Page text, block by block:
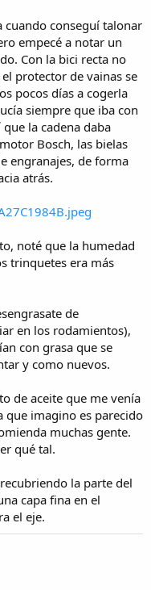
cuando conseguí talonar
empecé a notar un
Con la bici recta no
protector de vainas se
pocos días a cogerla
siempre que iba con
la cadena daba
Bosch, las bielas
engranajes, de forma
atrás.
noté que la humedad
trinquetes era más
de
en los rodamientos),
con grasa que se
y como nuevos.
de aceite que me venía
que imagino es parecido
muchas gente.
qué tal.
la parte del
capa fina en el
el eje.